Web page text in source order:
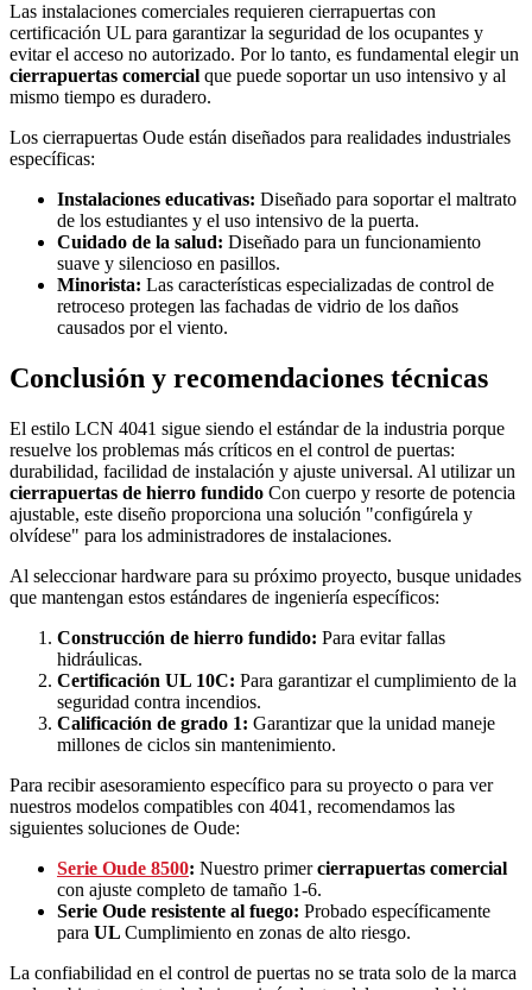
Las instalaciones comerciales requieren cierrapuertas con
certificación UL para garantizar la seguridad de los ocupantes y
evitar el acceso no autorizado. Por lo tanto, es fundamental elegir un
cierrapuertas comercial que puede soportar un uso intensivo y al
mismo tiempo es duradero.
Los cierrapuertas Oude están diseñados para realidades industriales
específicas:
Instalaciones educativas: Diseñado para soportar el maltrato
de los estudiantes y el uso intensivo de la puerta.
Cuidado de la salud: Diseñado para un funcionamiento
suave y silencioso en pasillos.
Minorista: Las características especializadas de control de
retroceso protegen las fachadas de vidrio de los daños
causados por el viento.
Conclusión y recomendaciones técnicas
El estilo LCN 4041 sigue siendo el estándar de la industria porque
resuelve los problemas más críticos en el control de puertas:
durabilidad, facilidad de instalación y ajuste universal. Al utilizar un
cierrapuertas de hierro fundido Con cuerpo y resorte de potencia
ajustable, este diseño proporciona una solución "configúrela y
olvídese" para los administradores de instalaciones.
Al seleccionar hardware para su próximo proyecto, busque unidades
que mantengan estos estándares de ingeniería específicos:
Construcción de hierro fundido: Para evitar fallas
hidráulicas.
Certificación UL 10C: Para garantizar el cumplimiento de la
seguridad contra incendios.
Calificación de grado 1: Garantizar que la unidad maneje
millones de ciclos sin mantenimiento.
Para recibir asesoramiento específico para su proyecto o para ver
nuestros modelos compatibles con 4041, recomendamos las
siguientes soluciones de Oude:
Serie Oude 8500: Nuestro primercierrapuertas comercial
con ajuste completo de tamaño 1-6.
Serie Oude resistente al fuego: Probado específicamente
para UL Cumplimiento en zonas de alto riesgo.
La confiabilidad en el control de puertas no se trata solo de la marca